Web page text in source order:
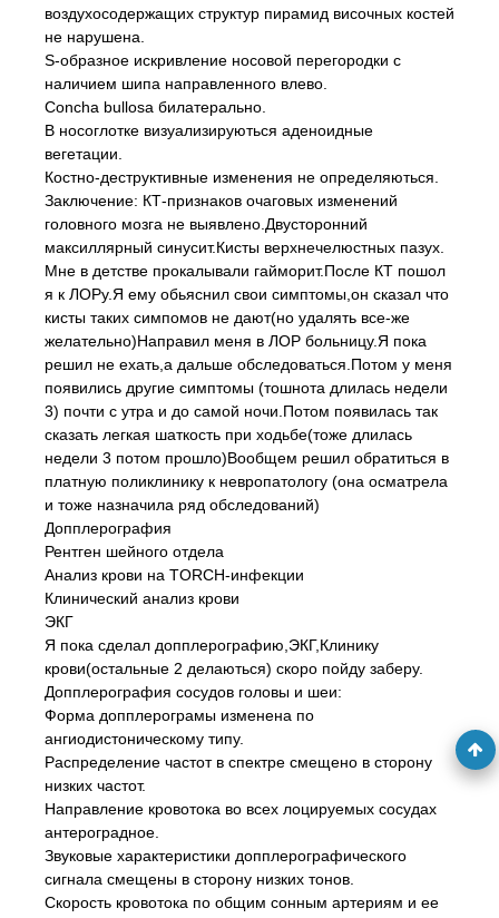
воздухосодержащих структур пирамид височных костей
не нарушена.
S-образное искривление носовой перегородки с
наличием шипа направленного влево.
Concha bullosa билатерально.
В носоглотке визуализируються аденоидные
вегетации.
Костно-деструктивные изменения не определяються.
Заключение: КТ-признаков очаговых изменений
головного мозга не выявлено.Двусторонний
максиллярный синусит.Кисты верхнечелюстных пазух.
Мне в детстве прокалывали гайморит.После КТ пошол
я к ЛОРу.Я ему обьяснил свои симптомы,он сказал что
кисты таких симпомов не дают(но удалять все-же
желательно)Направил меня в ЛОР больницу.Я пока
решил не ехать,а дальше обследоваться.Потом у меня
появились другие симптомы (тошнота длилась недели
3) почти с утра и до самой ночи.Потом появилась так
сказать легкая шаткость при ходьбе(тоже длилась
недели 3 потом прошло)Вообщем решил обратиться в
платную поликлинику к невропатологу (она осматрела
и тоже назначила ряд обследований)
Допплерография
Рентген шейного отдела
Анализ крови на TORCH-инфекции
Клинический анализ крови
ЭКГ
Я пока сделал допплерографию,ЭКГ,Клинику
крови(остальные 2 делаються) скоро пойду заберу.
Допплерография сосудов головы и шеи:
Форма допплерограмы изменена по
ангиодистоническому типу.
Распределение частот в спектре смещено в сторону
низких частот.
Направление кровотока во всех лоцируемых сосудах
антероградное.
Звуковые характеристики допплерографического
сигнала смещены в сторону низких тонов.
Скорость кровотока по общим сонным артериям и ее